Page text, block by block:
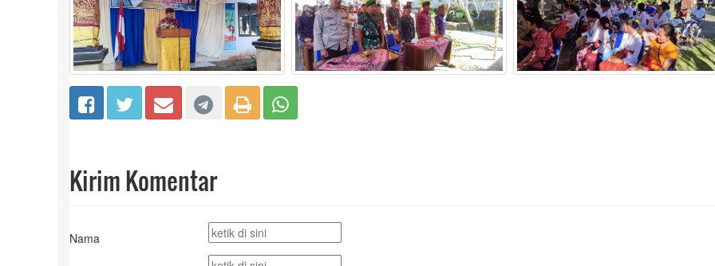
Kirim Komentar
Nama